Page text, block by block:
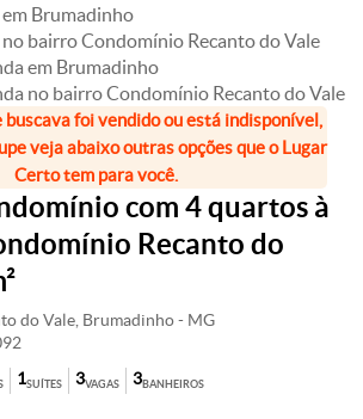
Brumadinho
bairro Condomínio Recanto do Vale
em Brumadinho
no bairro Condomínio Recanto do Vale
buscava foi vendido ou está indisponível,
veja abaixo outras opções que o Lugar
Certo tem para você.
com 4 quartos à
Recanto do
do Vale, Brumadinho - MG
SUÍTES
1 VAGAS
3 BANHEIROS
3